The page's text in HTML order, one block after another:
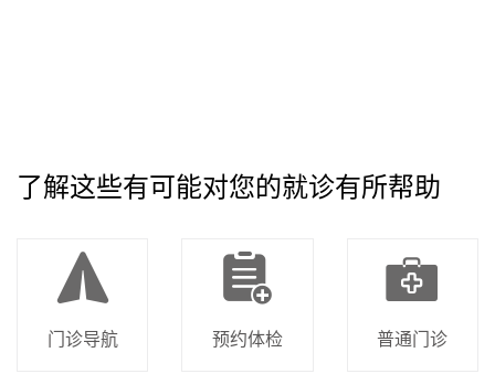
了解这些有可能对您的就诊有所帮助
门诊导航 预约体检 普通门诊